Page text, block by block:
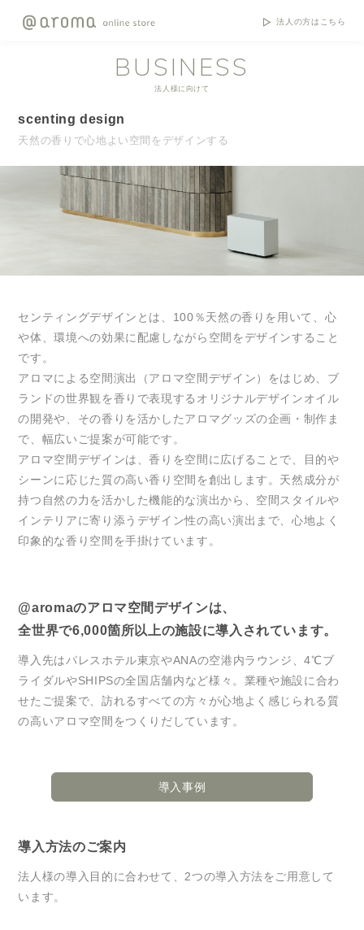
法人の方はこちら
BUSINESS
法人様に向けて
scenting design
天然の香りで心地よい空間をデザインする
センティングデザインとは、100％天然の香りを用いて、心
や体、環境への効果に配慮しながら空間をデザインすること
です。
アロマによる空間演出（アロマ空間デザイン）をはじめ、ブ
ランドの世界観を香りで表現するオリジナルデザインオイル
の開発や、その香りを活かしたアロマグッズの企画・制作ま
で、幅広いご提案が可能です。
アロマ空間デザインは、香りを空間に広げることで、目的や
シーンに応じた質の高い香り空間を創出します。天然成分が
持つ自然の力を活かした機能的な演出から、空間スタイルや
インテリアに寄り添うデザイン性の高い演出まで、心地よく
印象的な香り空間を手掛けています。
@aromaのアロマ空間デザインは、
全世界で6,000箇所以上の施設に導入されています。
導入先はパレスホテル東京やANAの空港内ラウンジ、4℃ブ
ライダルやSHIPSの全国店舗内など様々。業種や施設に合わ
せたご提案で、訪れるすべての方々が心地よく感じられる質
の高いアロマ空間をつくりだしています。
導入事例
導入方法のご案内
法人様の導入目的に合わせて、2つの導入方法をご用意して
います。